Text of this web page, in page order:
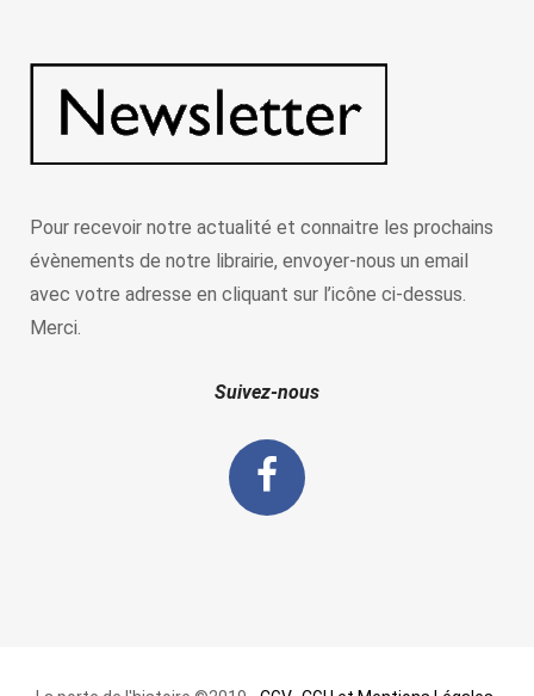
Pour recevoir notre actualité et connaitre les prochains
évènements de notre librairie, envoyer-nous un email
avec votre adresse en cliquant sur l’icône ci-dessus.
Merci.
Suivez-nous